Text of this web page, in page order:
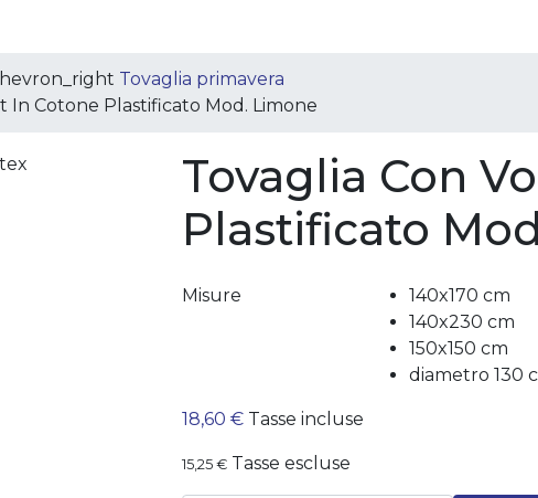
Tovaglia primavera
In Cotone Plastificato Mod. Limone
Tovaglia Con
Plastificato
Misure
140x170 cm
140x230 cm
150x150 cm
diametro 130
18,60 € Tasse incluse
15,25 € Tasse escluse